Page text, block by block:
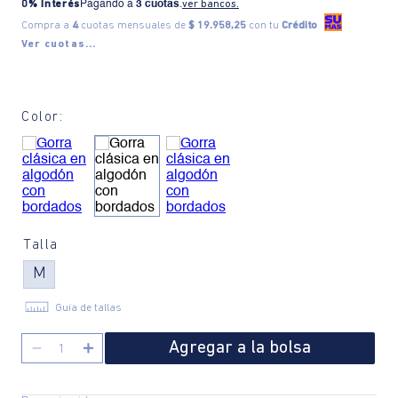
0% Interés Pagando a 3 cuotas.ver bancos.
Compra a 4cuotas mensuales de $ 19.958,25 con tu Crédito
Ver cuotas...
Color:
Talla
M
Guía de tallas
＋
－ Agregar a la bolsa